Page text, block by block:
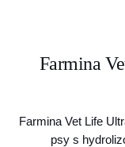
Farmina
Farmina Vet Life
psy s